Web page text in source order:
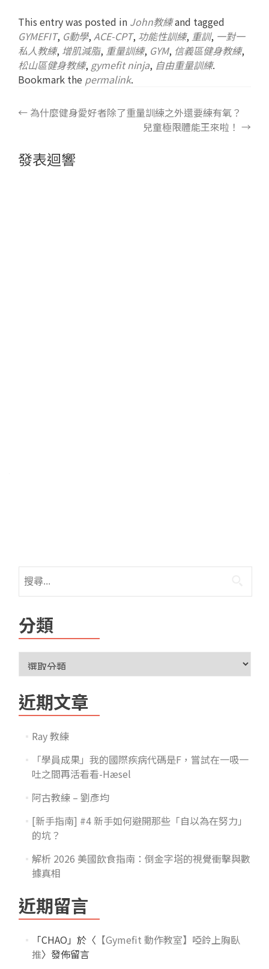
This entry was posted in John教練and tagged
GYMEFIT, G動學, ACE-CPT, 功能性訓練, 重訓, 一對一
私人教練, 增肌減脂, 重量訓練, GYM, 信義區健身教練,
松山區健身教練, gymefit ninja, 自由重量訓練.
Bookmark the permalink.
← 為什麼健身愛好者除了重量訓練之外還要練有氧？
兒童極限體能王來啦！ →
發表迴響
分類
近期文章
Ray 教練
「學員成果」我的國際疾病代碼是F，嘗試在一吸一
吐之間再活看看-Hæsel
阿古教練 – 劉彥均
[新手指南] #4 新手如何避開那些「自以為在努力」
的坑？
解析 2026 美國飲食指南：倒金字塔的視覺衝擊與數
據真相
近期留言
「CHAO 」於〈 【Gymefit 動作教室】啞鈴上胸臥
推〉發佈留言